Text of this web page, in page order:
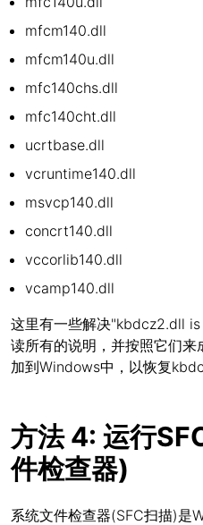
mfcm140.dll
mfcm140u.dll
mfc140chs.dll
mfc140cht.dll
ucrtbase.dll
vcruntime140.dll
msvcp140.dll
concrt140.dll
vccorlib140.dll
vcamp140.dll
这里有一些解决"kbdcz2.dll
读所有的说明，并按照它们
加到Windows中，以恢复
方法 4: 运行
件检查器)
系统文件检查器(SFC扫描)是